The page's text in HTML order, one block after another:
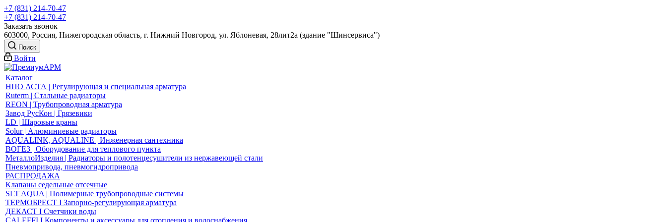
+7 (831) 214-70-47
+7 (831) 214-70-47
Заказать звонок
603000, Россия, Нижегородская область, г. Нижний Новгород, ул. Яблоневая, 28лит2а (здание "Шинсервиса")
Поиск
Войти
Каталог
НПО АСТА | Регулирующая и специальная арматура
Ruterm | Стальные радиаторы
REON | Трубопроводная арматура
Завод РусКон | Грязевики
LD | Шаровые краны
Solur | Алюминиевые радиаторы
AQUALINK, AQUALINE | Инженерная сантехника
ВОГЕЗ | Оборудование для теплового пункта
МеталлоИзделия | Радиаторы и полотенцесушители из нержавеющей стали
Пневмопривода, пневмогидропривода
РАСПРОДАЖА
Клапаны седельные отсечные
SLT AQUA | Полимерные трубопроводные системы
ТЕРМОБРЕСТ І Запорно-регулирующая арматура
ДЕКАСТ І Счетчики воды
CALEFFI І Компоненты и аксессуары для отопления и водоснабжения